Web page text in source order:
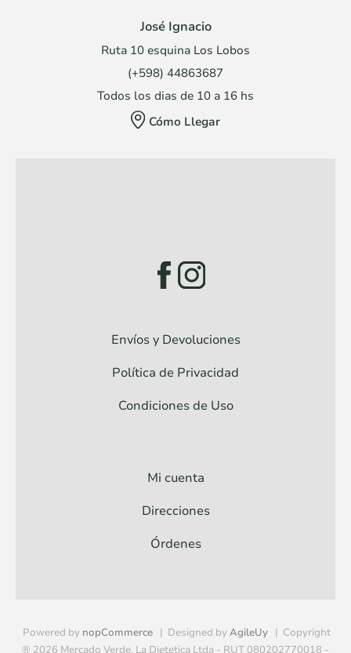
José Ignacio
Ruta 10 esquina Los Lobos
(+598) 44863687
Todos los dias de 10 a 16 hs
Cómo Llegar
Envíos y Devoluciones
Política de Privacidad
Condiciones de Uso
Mi cuenta
Direcciones
Órdenes
Powered by nopCommerce Designed byAgileUy
Copyright
® 2026 Mercado Verde. La Dietetica Ltda - RUT 080202770018 -